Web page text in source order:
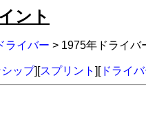
ント
ライバー > 1975年ドライバ
ップ][スプリント ][ドライ